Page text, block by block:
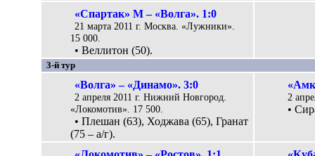
«Спартак» М – «Волга». 1:0
21 марта 2011 г. Москва. «Лужники».
15 000.
• Веллитон (50).
3-й тур
«Волга» – «Динамо». 3:0
2 апреля 2011 г. Нижний Новгород.
«Локомотив». 17 500.
• Плешан (63), Ходжава (65), Гранат
(75 – а/г).
2
•